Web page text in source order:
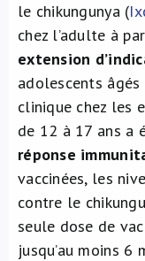
le chikungunya (
chez l’adulte à
extension
adolescents
clinique chez les
de 12 à 17 ans a
réponse
vaccinées, les
contre le
seule dose de
jusqu’au moins 6